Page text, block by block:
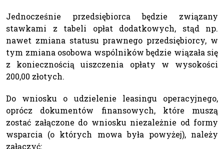
Jednocześnie przedsiębiorca będzie związany
stawkami z tabeli opłat dodatkowych, stąd np.
nawet zmiana statusu prawnego przedsiębiorcy, w
tym zmiana osobowa wspólników będzie wiązała się
z koniecznością uiszczenia opłaty w wysokości
200,00 złotych.
Do wniosku o udzielenie leasingu operacyjnego,
oprócz dokumentów finansowych, które muszą
zostać załączone do wniosku niezależnie od formy
wsparcia (o których mowa była powyżej), należy
załączyć: